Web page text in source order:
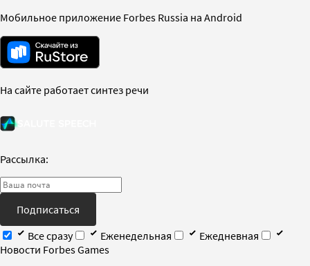
Мобильное приложение Forbes Russia на Android
На сайте работает синтез речи
Рассылка:
Подписаться
Все сразу
Еженедельная
Ежедневная
Новости Forbes Games